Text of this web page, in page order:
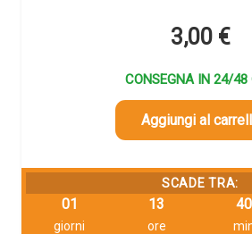
3,00 €
CONSEGNA IN 24/48
Aggiungi al
SCADE TRA:
01
giorni
13
ore
40